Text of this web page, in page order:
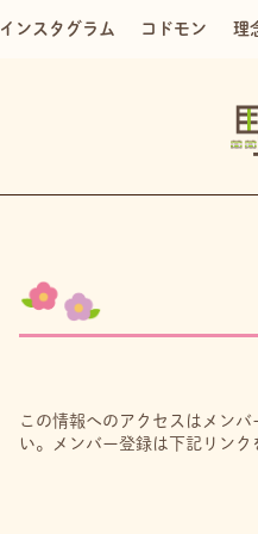
インスタグラム コドモン 理
この情報へのアクセスはメン
い。メンバー登録は下記リンク